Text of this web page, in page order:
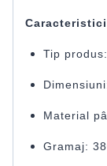
Tip
Material
Gramaj: